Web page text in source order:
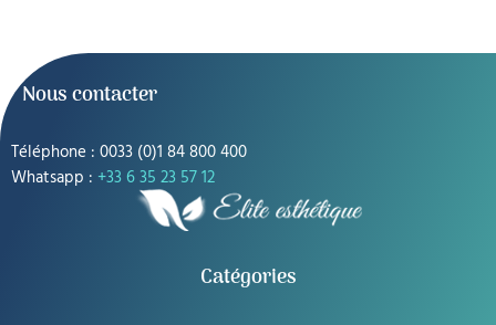
Nous contacter
Téléphone : 0033 (0)1 84 800 400
Whatsapp : +33 6 35 23 57 12
Catégories